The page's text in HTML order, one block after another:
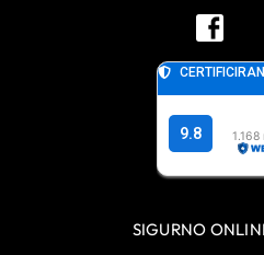
SIGURNO